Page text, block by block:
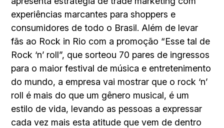
experiências marcantes para shoppers e
consumidores de todo o Brasil. Além de levar
fãs ao Rock in Rio com a promoção “Esse tal de
Rock ‘n’ roll”, que sorteou 70 pares de ingressos
para o maior festival de música e entretenimento
do mundo, a empresa vai mostrar que o rock ‘n’
roll é mais do que um gênero musical, é um
estilo de vida, levando as pessoas a expressar
cada vez mais esta atitude que vem de dentro